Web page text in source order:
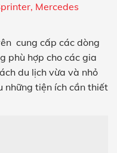
Mercedes
cung cấp các dòng
phù hợp cho các gia
du lịch vừa và nhỏ
những tiện ích cần thiết